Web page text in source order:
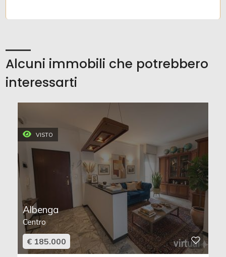
Alcuni immobili che potrebbero
interessarti
VISTO
Albenga
Centro
€ 185.000